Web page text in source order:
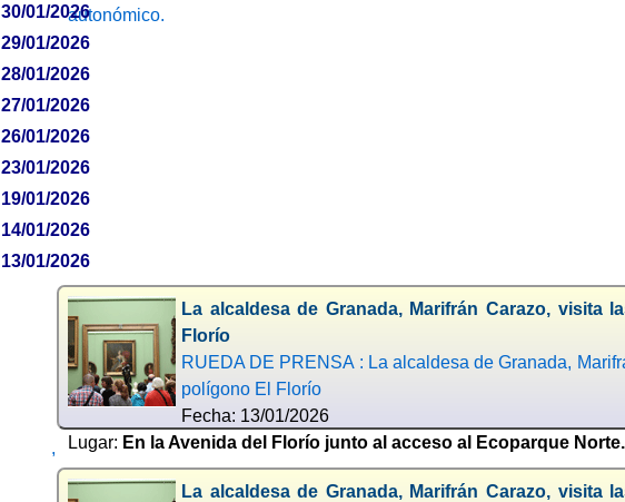
30/01/2026
29/01/2026
28/01/2026
27/01/2026
26/01/2026
23/01/2026
19/01/2026
14/01/2026
13/01/2026
La alcaldesa de Granada, Marifrán Carazo,
Florío
RUEDA DE PRENSA : La alcaldesa de Granada,
polígono El Florío
Fecha: 13/01/2026
Lugar: En la Avenida del Florío junto al acceso al Ecoparque Norte.
,
La alcaldesa de Granada, Marifrán Carazo,